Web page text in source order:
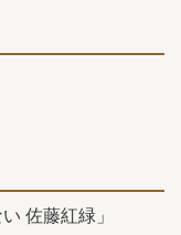
佐藤紅緑」